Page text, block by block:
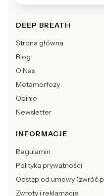
Linki w stopce
DEEP BREATH
Strona główna
Blog
O Nas
Metamorfozy
Opinie
Newsletter
INFORMACJE
Regulamin
Polityka prywatności
Odstąp od umowy (zwróć
Zwroty i reklamacje